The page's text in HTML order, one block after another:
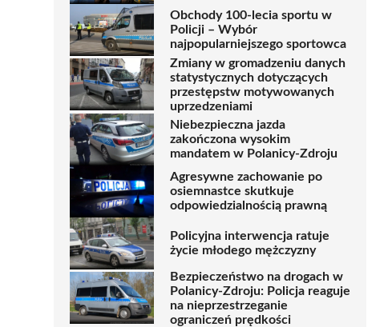
Obchody 100-lecia sportu w
Policji – Wybór
najpopularniejszego sportowca
Zmiany w gromadzeniu danych
statystycznych dotyczących
przestępstw motywowanych
uprzedzeniami
Niebezpieczna jazda
zakończona wysokim
mandatem w Polanicy-Zdroju
Agresywne zachowanie po
osiemnastce skutkuje
odpowiedzialnością prawną
Policyjna interwencja ratuje
życie młodego mężczyzny
Bezpieczeństwo na drogach w
Polanicy-Zdroju: Policja reaguje
na nieprzestrzeganie
ograniczeń prędkości